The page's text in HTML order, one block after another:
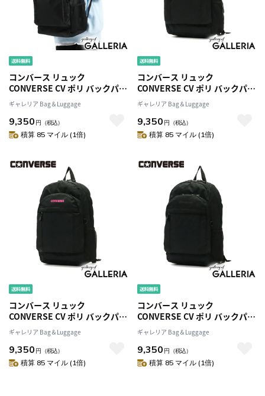
コンバース リュック
CONVERSE CV ポリ バックパッ
ク POLY BACKPACK M リュッ
クサック 大容量 通学 高校生 女
子 男子 30L A4 B4 PC収納 シン
プル 軽量 黒 メンズ レディース
ギャレリア Bag＆Luggage
9,350 円 （税込）
積算 85 マイル (1倍)
コンバース リュック
CONVERSE CV ポリ バックパッ
ク POLY BACKPACK M リュッ
クサック 大容量 通学 高校生 女
子 男子 30L A4 B4 PC収納 シン
プル 軽量 黒 メンズ レディース
ギャレリア Bag＆Luggage
9,350 円 （税込）
積算 85 マイル (1倍)
コンバース リュック
CONVERSE CV ポリ バックパッ
ク POLY BACKPACK M リュッ
クサック 大容量 通学 高校生 女
子 男子 30L A4 B4 PC収納 シン
プル 軽量 黒 メンズ レディース
ギャレリア Bag＆Luggage
9,350 円 （税込）
積算 85 マイル (1倍)
コンバース リュック
CONVERSE CV ポリ バックパッ
ク POLY BACKPACK M リュッ
クサック 大容量 通学 高校生 女
子 男子 30L A4 B4 PC収納 シン
プル 軽量 黒 メンズ レディース
ギャレリア Bag＆Luggage
9,350 円 （税込）
積算 85 マイル (1倍)